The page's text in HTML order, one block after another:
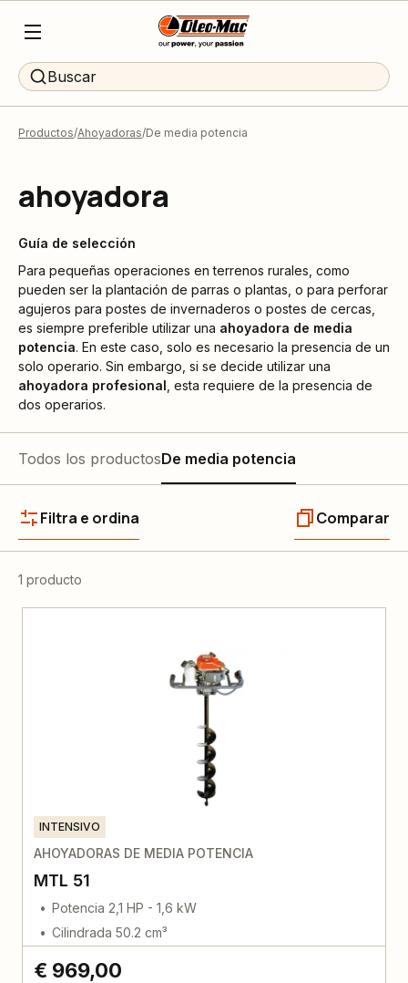
Buscar
Productos Ahoyadoras De media potencia
ahoyadora
Guía de selección
Para pequeñas operaciones en terrenos rurales, como
pueden ser la plantación de parras o plantas, o para perforar
agujeros para postes de invernaderos o postes de cercas,
es siempre preferible utilizar una ahoyadora de media
potencia. En este caso, solo es necesario la presencia de un
solo operario. Sin embargo, si se decide utilizar una
ahoyadora profesional , esta requiere de la presencia de
dos operarios.
Todos los productosDe media potencia
Filtra e ordina Comparar
1 producto
INTENSIVO
AHOYADORAS DE MEDIA POTENCIA
MTL 51
Potencia 2,1 HP - 1,6 kW
Cilindrada 50.2 cm³
€ 969,00